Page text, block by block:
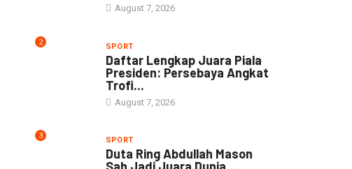
August 7, 2026
2 SPORT
Daftar Lengkap Juara Piala
Presiden: Persebaya Angkat
Trofi...
August 7, 2026
3 SPORT
Duta Ring Abdullah Mason